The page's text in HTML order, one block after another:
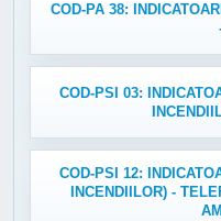
COD-PA 38:
COD-PSI 03:
COD-PSI 12:
INCENDIILOR) -